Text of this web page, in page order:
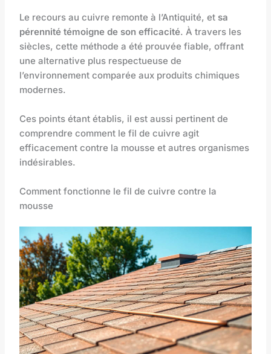
Le recours au cuivre remonte à l’Antiquité, et sa
pérennité témoigne de son efficacité. À travers les
siècles, cette méthode a été prouvée fiable, offrant
une alternative plus respectueuse de
l’environnement comparée aux produits chimiques
modernes.
Ces points étant établis, il est aussi pertinent de
comprendre comment le fil de cuivre agit
efficacement contre la mousse et autres organismes
indésirables.
Comment fonctionne le fil de cuivre contre la
mousse